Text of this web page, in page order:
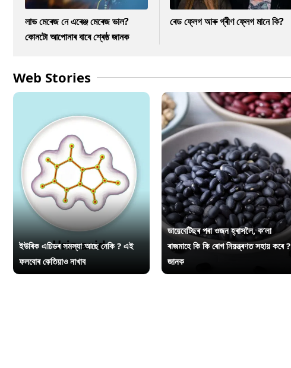
লাভ মেৰেজ নে এৰেঞ্জ মেৰেজ ভাল?
কোনটো আপোনাৰ বাবে শ্ৰেষ্ঠ জানক
ৰেড ফ্লেগ আৰু গ্ৰীণ ফ্লেগ মানে কি?
Web Stories
ইউৰিক এচিডৰ সমস্যা আছে নেকি ? এই
ফলবোৰ কেতিয়াও নাখাব
ডায়েবেটিছৰ পৰা ওজন হ্ৰাসলৈ, ক’লা
ৰাজমাহে কি কি ৰোগ নিয়ন্ত্ৰণত সহায় কৰে ?
জানক